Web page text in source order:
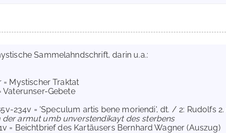
Sammelahndschrift, darin u.a.:
= Mystischer Traktat
Vaterunser-Gebete
234v = 'Speculum artis bene moriendi', dt. / 2: Rudolfs
der armut umb unverstendikayt des sterbens
= Beichtbrief des Kartäusers Bernhard Wagner (Auszug)